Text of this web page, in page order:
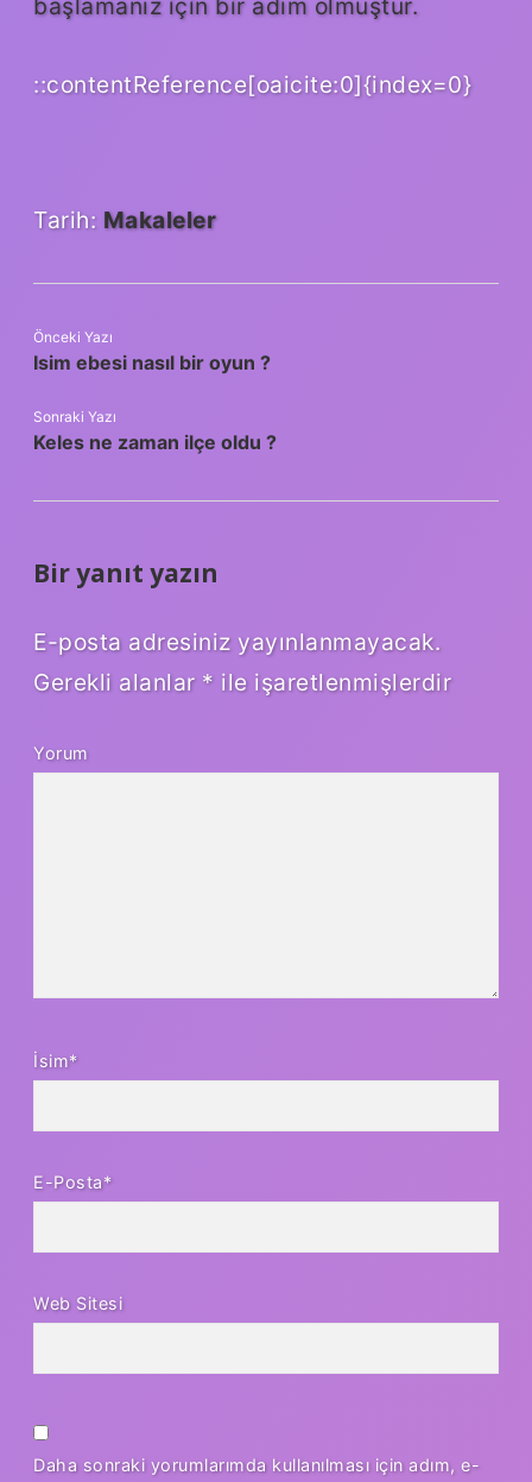
başlamanız için bir adım olmuştur.
::contentReference[oaicite:0]{index=0}
Tarih: Makaleler
Önceki Yazı
Isim ebesi nasıl bir oyun ?
Sonraki Yazı
Keles ne zaman ilçe oldu ?
Bir yanıt yazın
E-posta adresiniz yayınlanmayacak.
Gerekli alanlar * ile işaretlenmişlerdir
Yorum
İsim*
E-Posta*
Web Sitesi
Daha sonraki yorumlarımda kullanılması için adım, e-